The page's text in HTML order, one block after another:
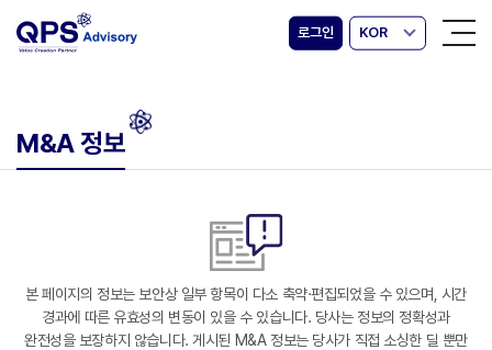
로그인 KOR
M&A 정보
본 페이지의 정보는 보안상 일부 항목이 다소 축약·편집되었을 수 있으며, 시간
경과에 따른 유효성의 변동이 있을 수 있습니다. 당사는 정보의 정확성과
완전성을 보장하지 않습니다. 게시된 M&A 정보는 당사가 직접 소싱한 딜 뿐만